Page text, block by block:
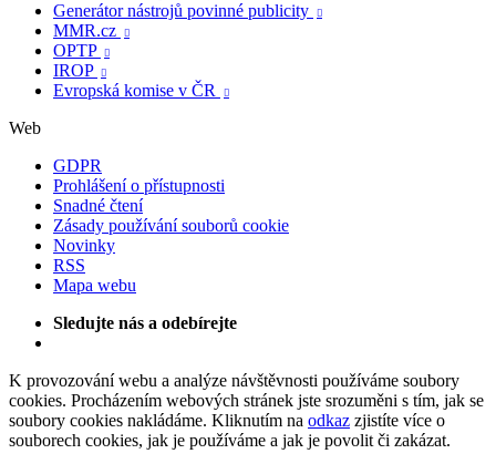
Generátor nástrojů povinné publicity 
MMR.cz 
OPTP 
IROP 
Evropská komise v ČR 
Web
GDPR
Prohlášení o přístupnosti
Snadné čtení
Zásady používání souborů cookie
Novinky
RSS
Mapa webu
Sledujte nás a odebírejte
K provozování webu a analýze návštěvnosti používáme soubory
cookies. Procházením webových stránek jste srozuměni s tím, jak se
soubory cookies nakládáme. Kliknutím na odkaz zjistíte více o
souborech cookies, jak je používáme a jak je povolit či zakázat.